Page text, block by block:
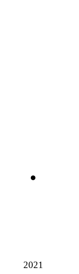
2021